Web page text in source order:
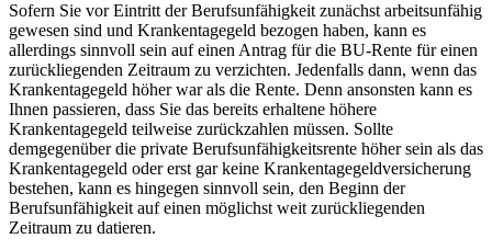
Sofern Sie vor Eintritt der Berufsunfähigkeit zunächst arbeitsunfähig
gewesen sind und Krankentagegeld bezogen haben, kann es
allerdings sinnvoll sein auf einen Antrag für die BU-Rente für einen
zurückliegenden Zeitraum zu verzichten. Jedenfalls dann, wenn das
Krankentagegeld höher war als die Rente. Denn ansonsten kann es
Ihnen passieren, dass Sie das bereits erhaltene höhere
Krankentagegeld teilweise zurückzahlen müssen. Sollte
demgegenüber die private Berufsunfähigkeitsrente höher sein als das
Krankentagegeld oder erst gar keine Krankentagegeldversicherung
bestehen, kann es hingegen sinnvoll sein, den Beginn der
Berufsunfähigkeit auf einen möglichst weit zurückliegenden
Zeitraum zu datieren.